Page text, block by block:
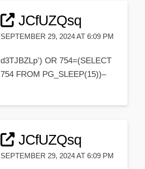
JCfUZQsq
SEPTEMBER 29, 2024 AT 6:09 PM
d3TJBZLp’) OR 754=(SELECT
754 FROM PG_SLEEP(15))–
JCfUZQsq
SEPTEMBER 29, 2024 AT 6:09 PM